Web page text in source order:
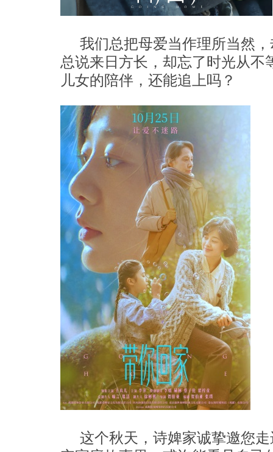
我们总把母爱当作理所当然
总说来日方长，却忘了时光从
儿女的陪伴，还能追上吗？
这个秋天，诗婢家诚挚邀您